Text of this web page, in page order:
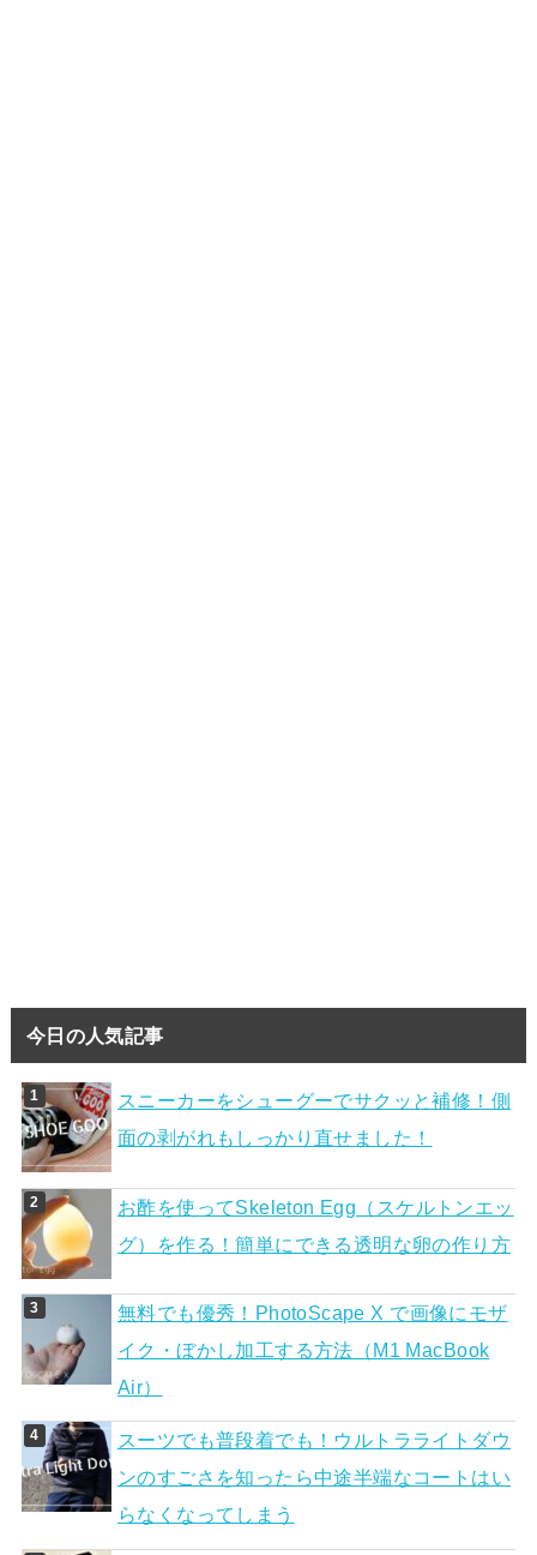
今日の人気記事
スニーカーをシューグーでサクッと補修！側
面の剥がれもしっかり直せました！
お酢を使ってSkeleton Egg（スケルトンエッ
グ）を作る！簡単にできる透明な卵の作り方
無料でも優秀！PhotoScape X で画像にモザ
イク・ぼかし加工する方法（M1 MacBook
Air）
スーツでも普段着でも！ウルトラライトダウ
ンのすごさを知ったら中途半端なコートはい
らなくなってしまう